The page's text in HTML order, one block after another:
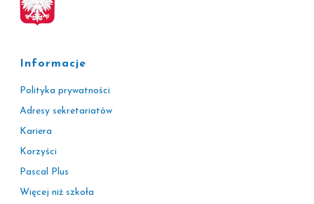
Informacje
Polityka prywatności
Adresy sekretariatów
Kariera
Korzyści
Pascal Plus
Więcej niż szkoła